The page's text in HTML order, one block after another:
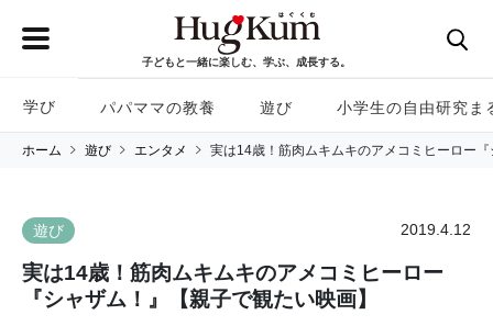
子どもと一緒に楽しむ、学ぶ、成長する。
学び パパママの教養 遊び 小学生の自由研究ま
ホーム 遊び エンタメ 実は14歳！筋肉ムキムキのアメコミヒーロー
遊び 2019.4.12
実は14歳！筋肉ムキムキのアメコミヒーロー
『シャザム！』【親子で観たい映画】